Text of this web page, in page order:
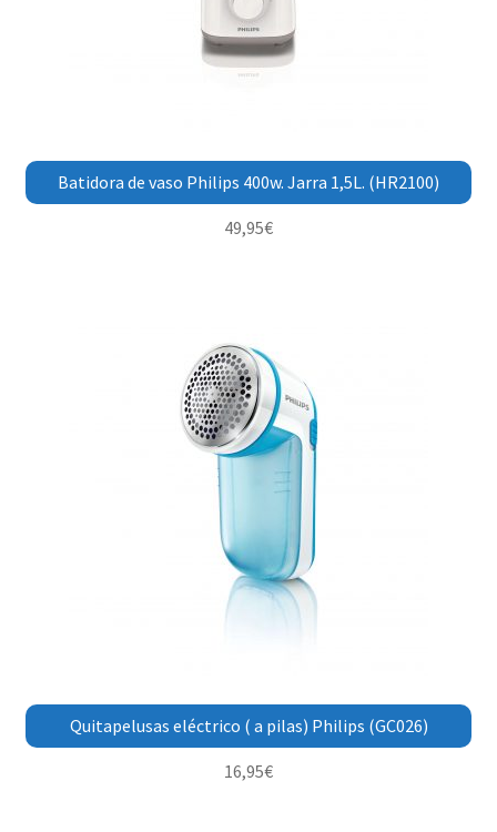
Batidora de vaso Philips 400w. Jarra 1,5L. (HR2100)
49,95€
Quitapelusas eléctrico ( a pilas) Philips (GC026)
16,95€